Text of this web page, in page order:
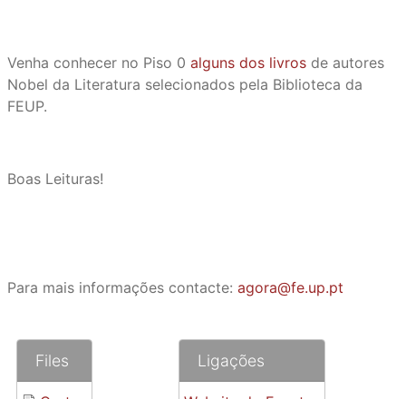
Venha conhecer no Piso 0 alguns dos livros de autores
Nobel da Literatura selecionados pela Biblioteca da
FEUP.
Boas Leituras!
Para mais informações contacte: agora@fe.up.pt
Files Ligações